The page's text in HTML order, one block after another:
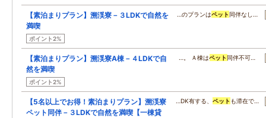
【素泊まりプラン】溯渓寮－３LDKで自然を
満喫
ポイント2%
…のプランはペット 同伴なし…
【素泊まりプラン】溯渓寮A棟－４LDKで自
然を満喫
ポイント2%
…。 Ａ棟はペット 同伴不可…
【5名以上でお得！素泊まりプラン】溯渓寮
ペット同伴－３LDKで自然を満喫【一棟貸
…DK有する、 ペット も滞在で…